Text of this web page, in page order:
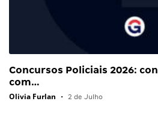
Concursos Policiais 2026:
com…
Olivia Furlan • 2 de Julho